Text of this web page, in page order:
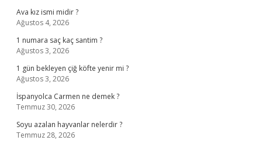
Ava kız ismi midir ?
Ağustos 4, 2026
1 numara saç kaç santim ?
Ağustos 3, 2026
1 gün bekleyen çiğ köfte yenir mi ?
Ağustos 3, 2026
İspanyolca Carmen ne demek ?
Temmuz 30, 2026
Soyu azalan hayvanlar nelerdir ?
Temmuz 28, 2026